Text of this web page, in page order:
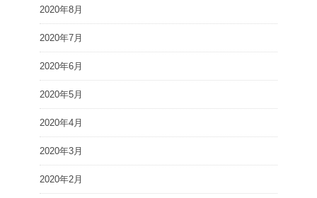
2020年8月
2020年7月
2020年6月
2020年5月
2020年4月
2020年3月
2020年2月